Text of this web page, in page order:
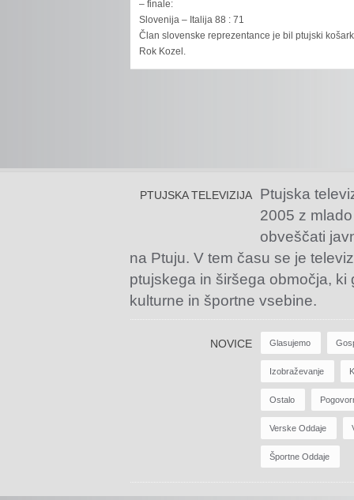
– finale:
Slovenija – Italija 88 : 71
Član slovenske reprezentance je bil ptujski
Rok Kozel.
PTUJSKA TELEVIZIJA
Ptujska
2005 z
obveščati
na Ptuju. V tem času se je
ptujskega in širšega območja,
kulturne in športne vsebine.
NOVICE Glasujemo
Izobraževanje
Ostalo
Verske Oddaje
Športne Oddaje